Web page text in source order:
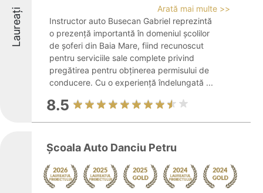
Laureați
Arată mai multe >>
Instructor auto Busecan Gabriel reprezintă
o prezență importantă în domeniul școlilor
de șoferi din Baia Mare, fiind recunoscut
pentru serviciile sale complete privind
pregătirea pentru obținerea permisului de
conducere. Cu o experiență îndelungată ...
8.5
Școala Auto Danciu Petru